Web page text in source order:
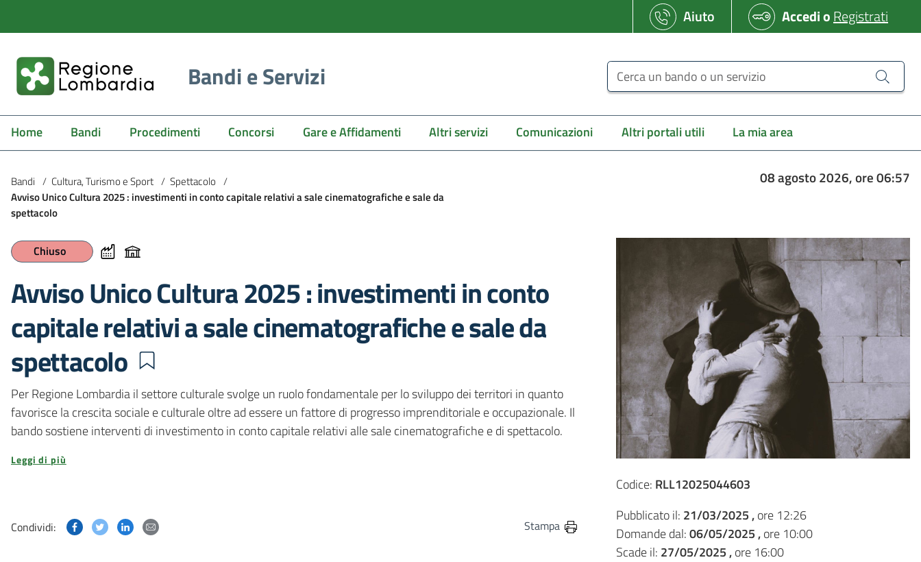
Aiuto AccedioRegistrati
Bandi e Servizi Cerca un bando o un servizio
Home Bandi Procedimenti Concorsi Gare e Affidamenti Altri servizi Comunicazioni Altri portali utili La mia area
Bandi / Cultura, Turismo e Sport / Spettacolo /
Avviso Unico Cultura 2025 : investimenti in conto capitale relativi a sale cinematografiche e sale da
spettacolo
08 agosto 2026, ore 06:57
Chiuso
Avviso Unico Cultura 2025 : investimenti in conto
capitale relativi a sale cinematografiche e sale da
spettacolo
Per Regione Lombardia il settore culturale svolge un ruolo fondamentale per lo sviluppo dei territori in quanto
favorisce la crescita sociale e culturale oltre ad essere un fattore di progresso imprenditoriale e occupazionale. Il
bando sostiene interventi di investimento in conto capitale relativi alle sale cinematografiche e di spettacolo.
Leggi di più
Condividi: Condividi questa pagina su Facebook
Condividi questa pagina su Twitter
Condividi questa pagina su Linkedin Stampa
Codice: RLL12025044603
Pubblicato il: 21/03/2025 ,ore 12:26
Domande dal:06/05/2025 ,ore 10:00
Scade il: 27/05/2025 ,ore 16:00